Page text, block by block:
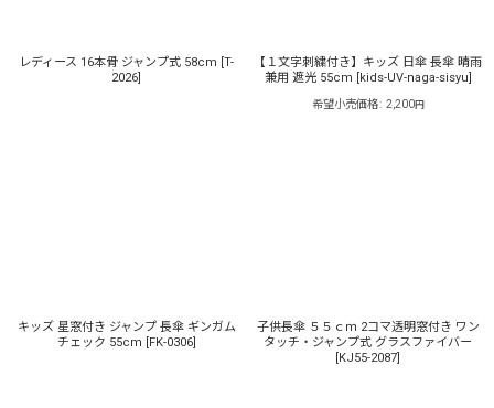
レディース 16本骨 ジャンプ式 58cm [T-
2026]
【１文字刺繍付き】キッズ 日傘 長傘 晴雨
兼用 遮光 55cm [kids-UV-naga-sisyu]
希望小売価格: 2,200円
キッズ 星窓付き ジャンプ 長傘 ギンガム
チェック 55cm [FK-0306]
子供長傘 ５５ｃｍ 2コマ透明窓付き ワン
タッチ・ジャンプ式 グラスファイバー
[KJ55-2087]